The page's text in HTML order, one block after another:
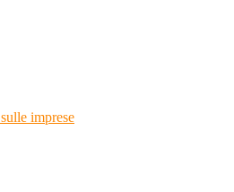
imprese